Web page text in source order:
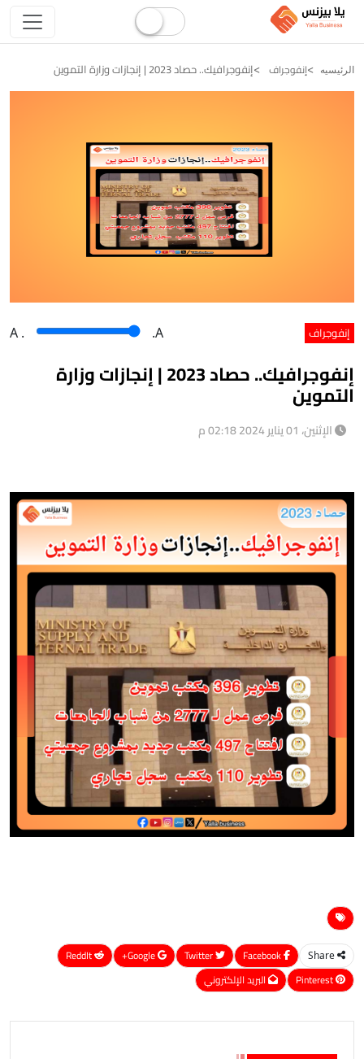
الرئيسيه إنفوجراف إنفوجرافيك.. حصاد 2023 | إنجازات وزارة التموين
إنفوجراف A . .A
إنفوجرافيك.. حصاد 2023 | إنجازات وزارة
التموين
الإثنين، 01 يناير 2024 02:18 م
Share
Google+
ReddIt
Pinterest
البريد الإلكتروني